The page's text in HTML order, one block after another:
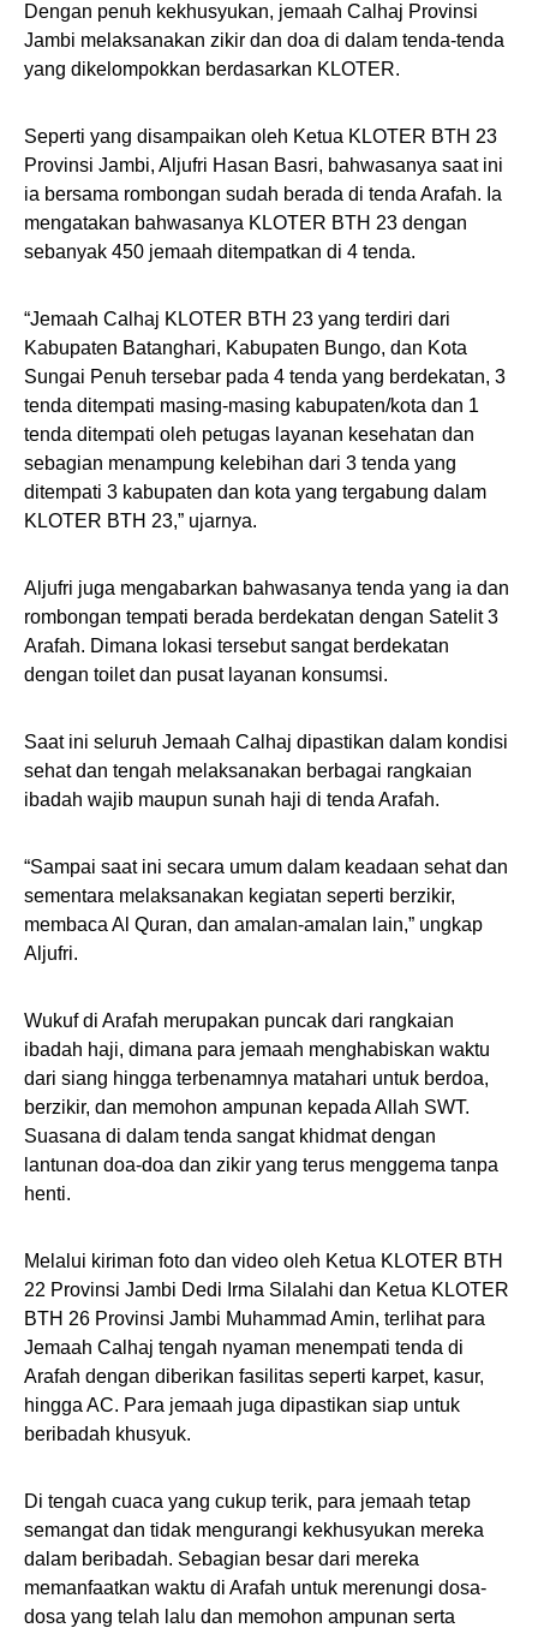
Dengan penuh kekhusyukan, jemaah Calhaj Provinsi
Jambi melaksanakan zikir dan doa di dalam tenda-tenda
yang dikelompokkan berdasarkan KLOTER.
Seperti yang disampaikan oleh Ketua KLOTER BTH 23
Provinsi Jambi, Aljufri Hasan Basri, bahwasanya saat ini
ia bersama rombongan sudah berada di tenda Arafah. Ia
mengatakan bahwasanya KLOTER BTH 23 dengan
sebanyak 450 jemaah ditempatkan di 4 tenda.
“Jemaah Calhaj KLOTER BTH 23 yang terdiri dari
Kabupaten Batanghari, Kabupaten Bungo, dan Kota
Sungai Penuh tersebar pada 4 tenda yang berdekatan, 3
tenda ditempati masing-masing kabupaten/kota dan 1
tenda ditempati oleh petugas layanan kesehatan dan
sebagian menampung kelebihan dari 3 tenda yang
ditempati 3 kabupaten dan kota yang tergabung dalam
KLOTER BTH 23,” ujarnya.
Aljufri juga mengabarkan bahwasanya tenda yang ia dan
rombongan tempati berada berdekatan dengan Satelit 3
Arafah. Dimana lokasi tersebut sangat berdekatan
dengan toilet dan pusat layanan konsumsi.
Saat ini seluruh Jemaah Calhaj dipastikan dalam kondisi
sehat dan tengah melaksanakan berbagai rangkaian
ibadah wajib maupun sunah haji di tenda Arafah.
“Sampai saat ini secara umum dalam keadaan sehat dan
sementara melaksanakan kegiatan seperti berzikir,
membaca Al Quran, dan amalan-amalan lain,” ungkap
Aljufri.
Wukuf di Arafah merupakan puncak dari rangkaian
ibadah haji, dimana para jemaah menghabiskan waktu
dari siang hingga terbenamnya matahari untuk berdoa,
berzikir, dan memohon ampunan kepada Allah SWT.
Suasana di dalam tenda sangat khidmat dengan
lantunan doa-doa dan zikir yang terus menggema tanpa
henti.
Melalui kiriman foto dan video oleh Ketua KLOTER BTH
22 Provinsi Jambi Dedi Irma Silalahi dan Ketua KLOTER
BTH 26 Provinsi Jambi Muhammad Amin, terlihat para
Jemaah Calhaj tengah nyaman menempati tenda di
Arafah dengan diberikan fasilitas seperti karpet, kasur,
hingga AC. Para jemaah juga dipastikan siap untuk
beribadah khusyuk.
Di tengah cuaca yang cukup terik, para jemaah tetap
semangat dan tidak mengurangi kekhusyukan mereka
dalam beribadah. Sebagian besar dari mereka
memanfaatkan waktu di Arafah untuk merenungi dosa-
dosa yang telah lalu dan memohon ampunan serta